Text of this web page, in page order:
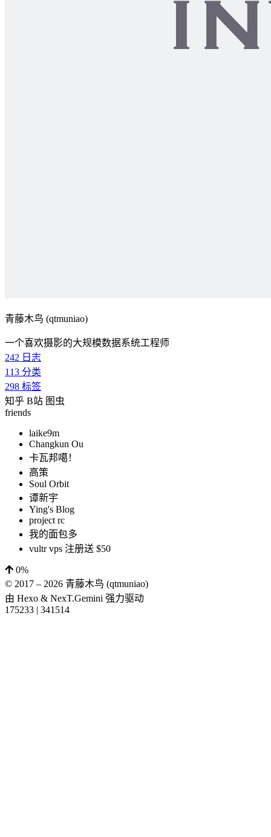
青藤木鸟 (qtmuniao)
一个喜欢摄影的大规模数据系统工程师
242 日志
113 分类
298 标签
知乎 B站 图虫
friends
laike9m
Changkun Ou
卡瓦邦噶！
高策
Soul Orbit
谭新宇
Ying's Blog
project rc
我的面包多
vultr vps 注册送 $50
0%
© 2017 – 2026 青藤木鸟 (qtmuniao)
由 Hexo & NexT.Gemini 强力驱动
175233 | 341514